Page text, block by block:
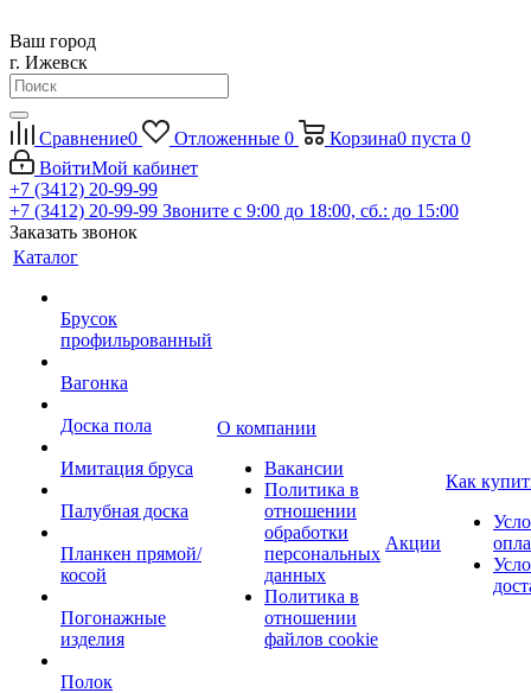
Ваш город
г. Ижевск
Сравнение0 Отложенные 0 Корзина0 пуста 0
ВойтиМой кабинет
+7 (3412) 20-99-99
+7 (3412) 20-99-99 Звоните с 9:00 до 18:00, сб.: до 15:00
Заказать звонок
Каталог
Брусок
профильрованный
Вагонка
Доска пола
Имитация бруса
Палубная доска
Планкен прямой/
косой
Погонажные
изделия
Полок
О компании
Вакансии
Политика в
отношении
обработки
персональных
данных
Политика в
отношении
файлов cookie
Акции
Как